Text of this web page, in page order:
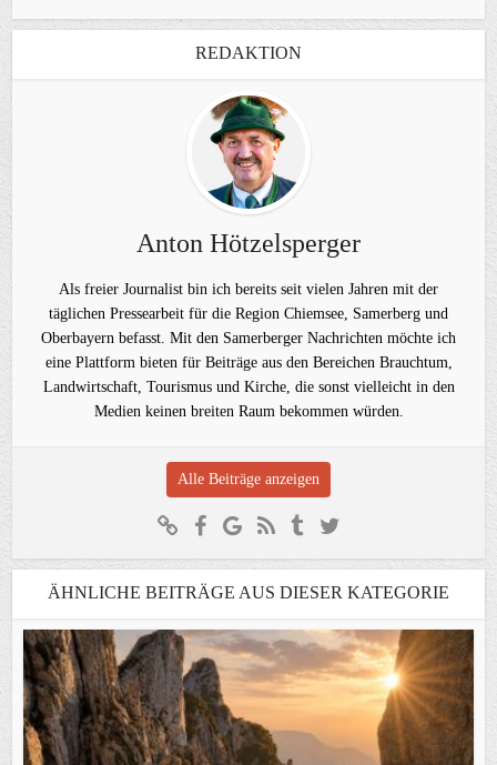
REDAKTION
Anton Hötzelsperger
Als freier Journalist bin ich bereits seit vielen Jahren mit der
täglichen Pressearbeit für die Region Chiemsee, Samerberg und
Oberbayern befasst. Mit den Samerberger Nachrichten möchte ich
eine Plattform bieten für Beiträge aus den Bereichen Brauchtum,
Landwirtschaft, Tourismus und Kirche, die sonst vielleicht in den
Medien keinen breiten Raum bekommen würden.
Alle Beiträge anzeigen
ÄHNLICHE BEITRÄGE AUS DIESER KATEGORIE